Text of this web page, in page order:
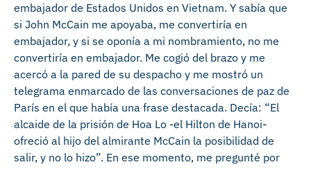
embajador de Estados Unidos en Vietnam. Y sabía que
si John McCain me apoyaba, me convertiría en
embajador, y si se oponía a mi nombramiento, no me
convertiría en embajador. Me cogió del brazo y me
acercó a la pared de su despacho y me mostró un
telegrama enmarcado de las conversaciones de paz de
París en el que había una frase destacada. Decía: “El
alcaide de la prisión de Hoa Lo -el Hilton de Hanoi-
ofreció al hijo del almirante McCain la posibilidad de
salir, y no lo hizo”. En ese momento, me pregunté por